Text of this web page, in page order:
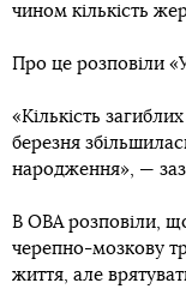
чином кількість
Про це розповіли
«Кількість
березня
народження», —
В ОВА розповіли,
черепно-мозкову
життя, але